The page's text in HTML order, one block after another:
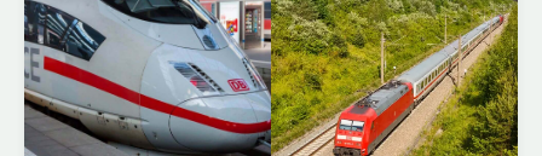
ICE (InterCity Express)
er Deutsche Bahns
flagskib og Tysklands
hurtigste og mest
moderne tog. ICE-